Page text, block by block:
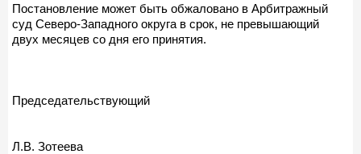
Постановление может быть обжаловано в Арбитражный
суд Северо-Западного округа в срок, не превышающий
двух месяцев со дня его принятия.
Председательствующий
Л.В. Зотеева